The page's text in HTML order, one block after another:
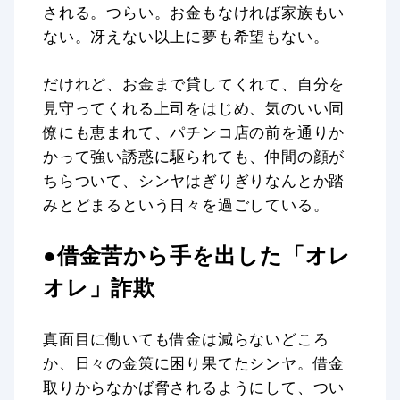
される。つらい。お金もなければ家族もい
ない。冴えない以上に夢も希望もない。
だけれど、お金まで貸してくれて、自分を
見守ってくれる上司をはじめ、気のいい同
僚にも恵まれて、パチンコ店の前を通りか
かって強い誘惑に駆られても、仲間の顔が
ちらついて、シンヤはぎりぎりなんとか踏
みとどまるという日々を過ごしている。
●借金苦から手を出した「オレ
オレ」詐欺
真面目に働いても借金は減らないどころ
か、日々の金策に困り果てたシンヤ。借金
取りからなかば脅されるようにして、つい